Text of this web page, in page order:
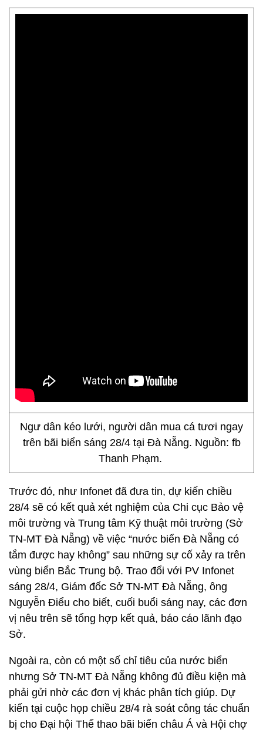
Ngư dân kéo lưới, người dân mua cá tươi ngay
trên bãi biển sáng 28/4 tại Đà Nẵng. Nguồn: fb
Thanh Phạm.
Trước đó, như Infonet đã đưa tin, dự kiến chiều
28/4 sẽ có kết quả xét nghiệm của Chi cục Bảo vệ
môi trường và Trung tâm Kỹ thuật môi trường (Sở
TN-MT Đà Nẵng) về việc “nước biển Đà Nẵng có
tắm được hay không” sau những sự cố xảy ra trên
vùng biển Bắc Trung bộ. Trao đổi với PV Infonet
sáng 28/4, Giám đốc Sở TN-MT Đà Nẵng, ông
Nguyễn Điểu cho biết, cuối buổi sáng nay, các đơn
vị nêu trên sẽ tổng hợp kết quả, báo cáo lãnh đạo
Sở.
Ngoài ra, còn có một số chỉ tiêu của nước biển
nhưng Sở TN-MT Đà Nẵng không đủ điều kiện mà
phải gửi nhờ các đơn vị khác phân tích giúp. Dự
kiến tại cuộc họp chiều 28/4 rà soát công tác chuẩn
bị cho Đại hội Thể thao bãi biển châu Á và Hội chợ